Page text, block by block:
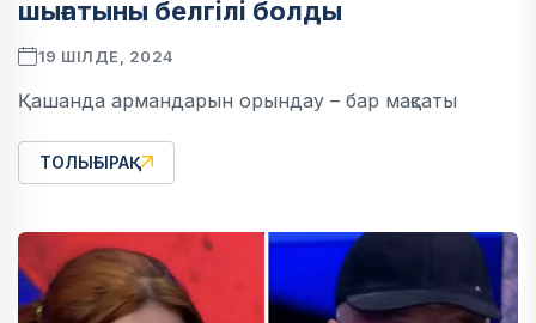
шығатыны белгілі болды
19 ШІЛДЕ, 2024
Қашанда армандарын орындау – бар мақсаты
ТОЛЫҒЫРАҚ